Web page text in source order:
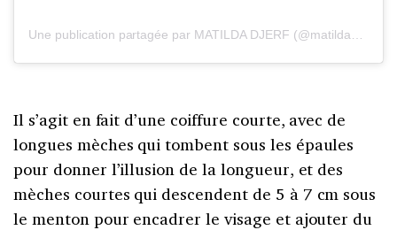
Il s’agit en fait d’une coiffure courte, avec de
longues mèches qui tombent sous les épaules
pour donner l’illusion de la longueur, et des
mèches courtes qui descendent de 5 à 7 cm sous
le menton pour encadrer le visage et ajouter du